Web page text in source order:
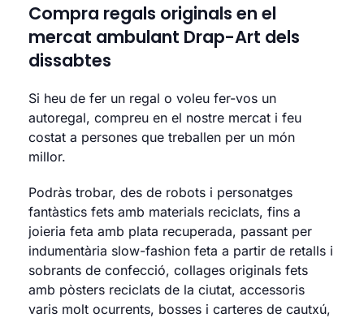
Compra regals originals en el
mercat ambulant Drap-Art dels
dissabtes
Si heu de fer un regal o voleu fer-vos un
autoregal, compreu en el nostre mercat i feu
costat a persones que treballen per un món
millor.
Podràs trobar, des de robots i personatges
fantàstics fets amb materials reciclats, fins a
joieria feta amb plata recuperada, passant per
indumentària slow-fashion feta a partir de retalls i
sobrants de confecció, collages originals fets
amb pòsters reciclats de la ciutat, accessoris
varis molt ocurrents, bosses i carteres de cautxú,